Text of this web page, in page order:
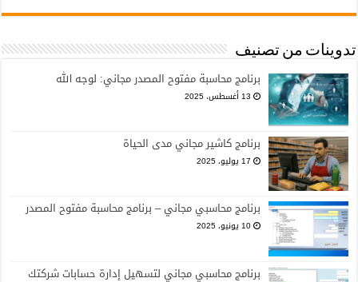
تدوينات من تصنيف
برنامج محاسبة مفتوح المصدر مجاني: لوجه الله
13 أغسطس، 2025
برنامج كاشير مجاني مدى الحياة
17 يوليو، 2025
برنامج محاسبي مجاني – برنامج محاسبة مفتوح المصدر
10 يونيو، 2025
برنامج محاسبي مجاني لتسهيل إدارة حسابات شركتك